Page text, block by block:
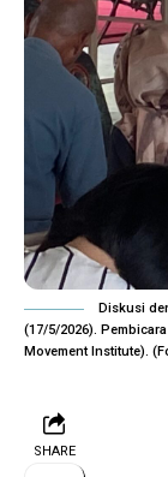
Diskusi
(17/5/2026).
Movement Institute).
SHARE